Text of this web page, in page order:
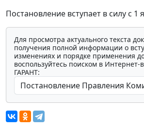
Постановление вступает в силу с 1
Для просмотра актуального текста
получения полной информации о
изменениях и порядке применения
воспользуйтесь поиском в Интернет-
ГАРАНТ: